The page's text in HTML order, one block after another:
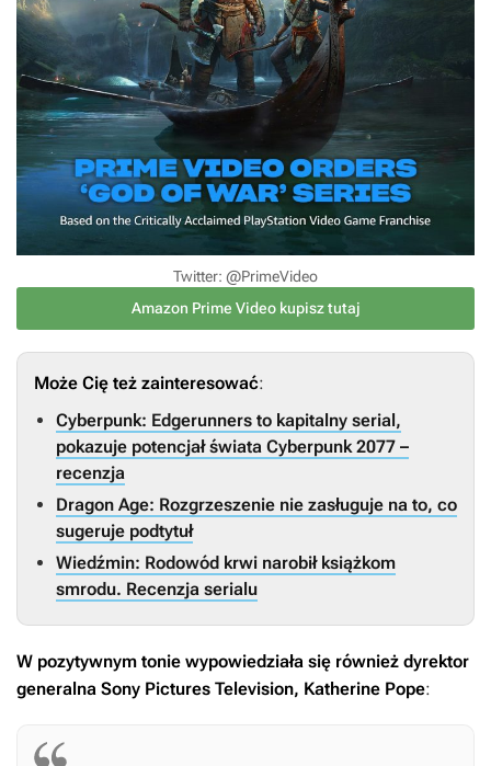
Twitter: @PrimeVideo
Amazon Prime Video kupisz tutaj
Może Cię też zainteresować:
Cyberpunk: Edgerunners to kapitalny serial,
pokazuje potencjał świata Cyberpunk 2077 –
recenzja
Dragon Age: Rozgrzeszenie nie zasługuje na to, co
sugeruje podtytuł
Wiedźmin: Rodowód krwi narobił książkom
smrodu. Recenzja serialu
W pozytywnym tonie wypowiedziała się również dyrektor
generalna Sony Pictures Television, Katherine Pope: